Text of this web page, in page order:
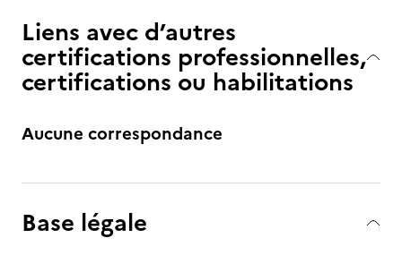
Liens avec d’autres
certifications professionnelles,
certifications ou habilitations
Aucune correspondance
Base légale